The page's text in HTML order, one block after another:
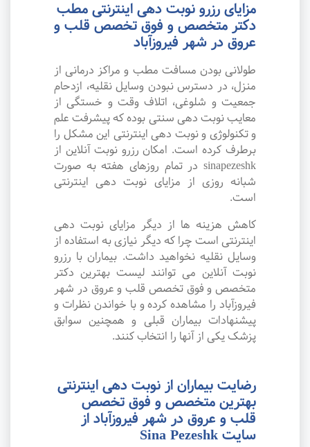
مزایای رزرو نوبت دهی اینترنتی مطب
دکتر متخصص و فوق تخصص قلب و
عروق در شهر فیروزآباد
طولانی بودن مسافت مطب و مراکز درمانی از
منزل، در دسترس نبودن وسایل نقلیه، ازدحام
جمعیت و شلوغی، اتلاف وقت و خستگی از
معایب نوبت دهی سنتی بوده که پیشرفت علم
و تکنولوژی و نوبت دهی اینترنتی این مشکل را
برطرف کرده است. امکان رزرو نوبت آنلاین از
sinapezeshk در تمام روزهای هفته به صورت
شبانه روزی از مزایای نوبت دهی اینترنتی
است.
کاهش هزینه ها از دیگر مزایای نوبت دهی
اینترنتی است چرا که دیگر نیازی به استفاده از
وسایل نقلیه نخواهید داشت. بیماران با رزرو
نوبت آنلاین می توانند لیست بهترین دکتر
متخصص و فوق تخصص قلب و عروق در شهر
فیروزآباد را مشاهده کرده و با خواندن نظرات و
پیشنهادات بیماران قبلی و همچنین سوابق
پزشک یکی از آنها را انتخاب کنند.
رضایت بیماران از نوبت دهی اینترنتی
بهترین متخصص و فوق تخصص
قلب و عروق در شهر فیروزآباد از
سایت Sina Pezeshk